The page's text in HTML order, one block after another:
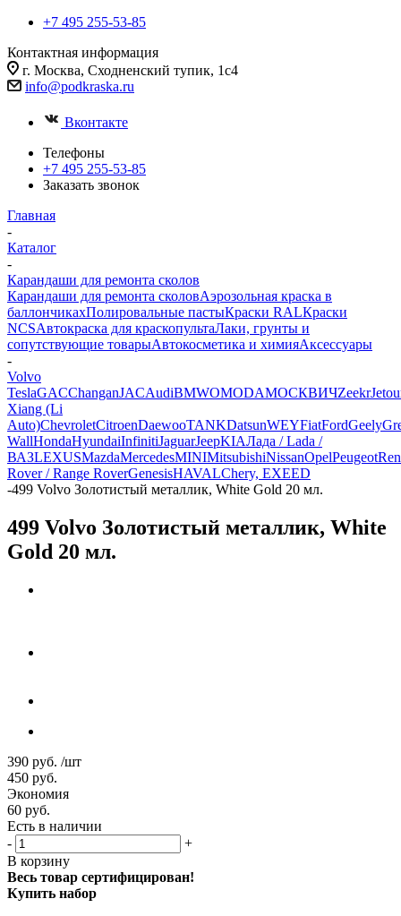
+7 495 255-53-85
Контактная информация
г. Москва, Сходненский тупик, 1с4
info@podkraska.ru
Вконтакте
Телефоны
+7 495 255-53-85
Заказать звонок
Главная
-
Каталог
-
Карандаши для ремонта сколов
Карандаши для ремонта сколовАэрозольная краска в
баллончикахПолировальные пастыКраски RALКраски
NCSАвтокраска для краскопультаЛаки, грунты и
сопутствующие товарыАвтокосметика и химияАксессуары
-
Volvo
TeslaGACChanganJACAudiBMWOMODAМОСКВИЧZeekr
Xiang (Li
Auto)ChevroletCitroenDaewooTANKDatsunWEYFiatFordGeely
WallHondaHyundaiInfinitiJaguarJeepKIAЛада / Lada /
ВАЗLEXUSMazdaMercedesMINIMitsubishiNissanOpelPeugeot
Rover / Range RoverGenesisHAVALChery, EXEED
-499 Volvo Золотистый металлик, White Gold 20 мл.
499 Volvo Золотистый металлик, White
Gold 20 мл.
390 руб. /шт
450 руб.
Экономия
60 руб.
Есть в наличии
-
+
В корзину
Весь товар сертифицирован!
Купить набор